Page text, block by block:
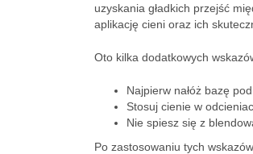
uzyskania gładkich przejść
aplikację cieni oraz ich
Oto kilka dodatkowych
Najpierw nałóż bazę
Stosuj cienie w
Nie spiesz się z
Po zastosowaniu tych